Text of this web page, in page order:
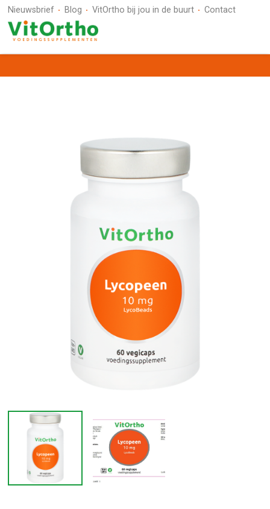
Nieuwsbrief Blog VitOrtho bij jou in de buurt Contact